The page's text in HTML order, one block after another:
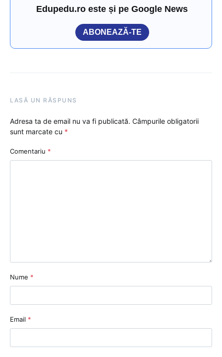
Edupedu.ro este și pe Google News
ABONEAZĂ-TE
LASĂ UN RĂSPUNS
Adresa ta de email nu va fi publicată. Câmpurile obligatorii
sunt marcate cu *
Comentariu *
Nume *
Email *